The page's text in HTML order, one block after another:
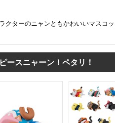
クターのニャンともかわいいマスコ
ースニャーン！ペタリ！